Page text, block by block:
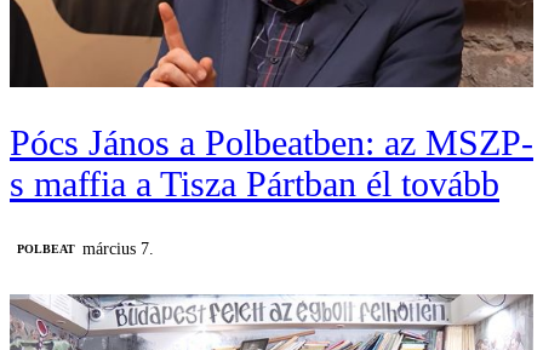
Pócs János a Polbeatben: az MSZP-
s maffia a Tisza Pártban él tovább
‎POLBEAT március 7.